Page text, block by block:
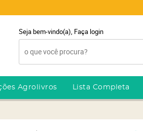
Seja bem-vindo(a), Faça login
Agrolivros Lista Completa